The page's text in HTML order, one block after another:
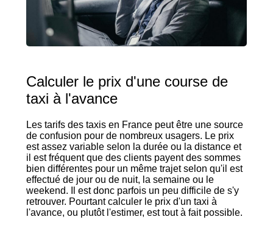
Calculer le prix d'une course de
taxi à l'avance
Les tarifs des taxis en France peut être une source
de confusion pour de nombreux usagers. Le prix
est assez variable selon la durée ou la distance et
il est fréquent que des clients payent des sommes
bien différentes pour un même trajet selon qu'il est
effectué de jour ou de nuit, la semaine ou le
weekend. Il est donc parfois un peu difficile de s'y
retrouver. Pourtant calculer le prix d'un taxi à
l'avance, ou plutôt l'estimer, est tout à fait possible.